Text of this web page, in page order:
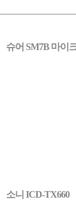
슈어 SM7B 마이
소니 ICD-TX660